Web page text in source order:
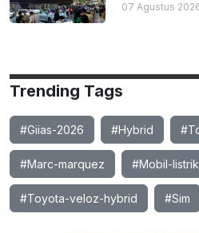
07 Agustus
Trending Tags
#Giias-2026 #Hybrid
#Marc-marquez #Mobil-listrik
#Toyota-veloz-hybrid #Sim